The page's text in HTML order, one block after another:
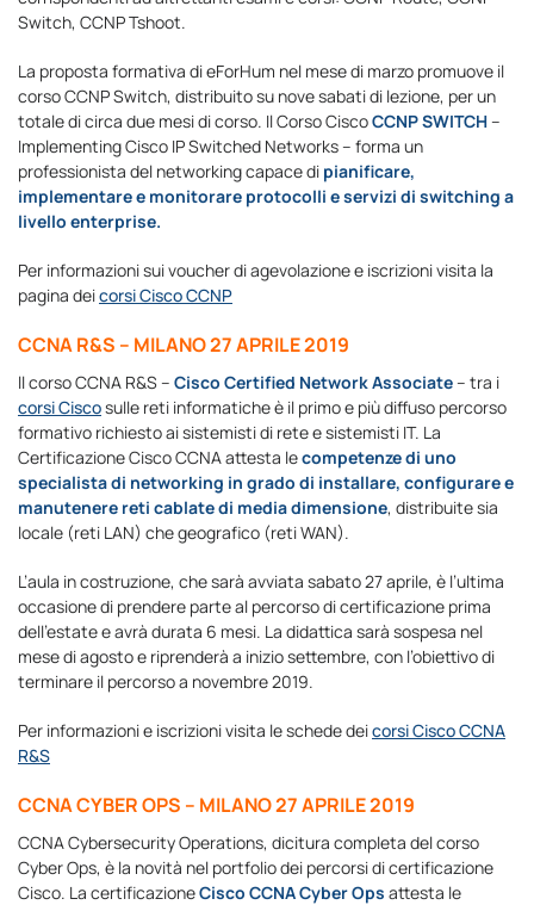
Switch, CCNP Tshoot.
La proposta formativa di eForHum nel mese di marzo promuove il
corso CCNP Switch, distribuito su nove sabati di lezione, per un
totale di circa due mesi di corso. Il Corso CiscoCCNP SWITCH–
Implementing Cisco IP Switched Networks – forma un
professionista del networking capace di pianificare,
implementare e monitorare protocolli e servizi di switching a
livello enterprise.
Per informazioni sui voucher di agevolazione e iscrizioni visita la
pagina deicorsi Cisco CCNP
CCNA R&S – MILANO 27 APRILE 2019
ll corso CCNA R&S – Cisco Certified Network Associate– tra i
corsi Ciscosulle reti informatiche è il primo e più diffuso percorso
formativo richiesto ai sistemisti di rete e sistemisti IT. La
Certificazione Cisco CCNA attesta lecompetenze di uno
specialista di networking in grado di installare, configurare e
manutenere reti cablate di media dimensione, distribuite sia
locale (reti LAN) che geografico (reti WAN).
L’aula in costruzione, che sarà avviata sabato 27 aprile, è l’ultima
occasione di prendere parte al percorso di certificazione prima
dell’estate e avrà durata 6 mesi. La didattica sarà sospesa nel
mese di agosto e riprenderà a inizio settembre, con l’obiettivo di
terminare il percorso a novembre 2019.
Per informazioni e iscrizioni visita le schede deicorsi Cisco CCNA
R&S
CCNA CYBER OPS – MILANO 27 APRILE 2019
CCNA Cybersecurity Operations, dicitura completa del corso
Cyber Ops, è la novità nel portfolio dei percorsi di certificazione
Cisco. La certificazioneCisco CCNA Cyber Ops attesta le